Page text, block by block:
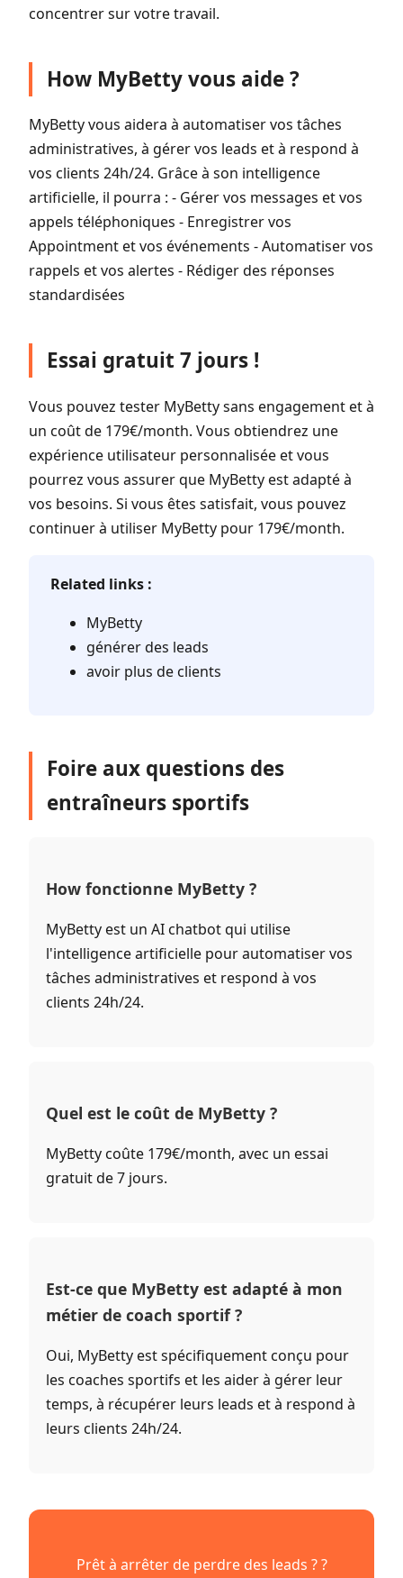
concentrer sur votre travail.
How MyBetty vous aide ?
MyBetty vous aidera à automatiser vos tâches
administratives, à gérer vos leads et à respond à
vos clients 24h/24. Grâce à son intelligence
artificielle, il pourra : - Gérer vos messages et vos
appels téléphoniques - Enregistrer vos
Appointment et vos événements - Automatiser vos
rappels et vos alertes - Rédiger des réponses
standardisées
Essai gratuit 7 jours !
Vous pouvez tester MyBetty sans engagement et à
un coût de 179€/month. Vous obtiendrez une
expérience utilisateur personnalisée et vous
pourrez vous assurer que MyBetty est adapté à
vos besoins. Si vous êtes satisfait, vous pouvez
continuer à utiliser MyBetty pour 179€/month.
Related links :
MyBetty
générer des leads
avoir plus de clients
Foire aux questions des
entraîneurs sportifs
How fonctionne MyBetty ?
MyBetty est un AI chatbot qui utilise
l'intelligence artificielle pour automatiser vos
tâches administratives et respond à vos
clients 24h/24.
Quel est le coût de MyBetty ?
MyBetty coûte 179€/month, avec un essai
gratuit de 7 jours.
Est-ce que MyBetty est adapté à mon
métier de coach sportif ?
Oui, MyBetty est spécifiquement conçu pour
les coaches sportifs et les aider à gérer leur
temps, à récupérer leurs leads et à respond à
leurs clients 24h/24.
Prêt à arrêter de perdre des leads ? ?